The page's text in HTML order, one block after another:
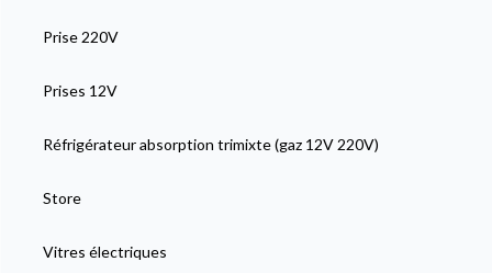
Prise 220V
Prises 12V
Réfrigérateur absorption trimixte (gaz 12V 220V)
Store
Vitres électriques